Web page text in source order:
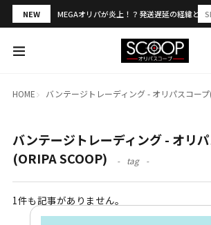
NEW MEGAオリパが炎上！？発送遅延の経緯と評
HOME バンテージトレーディング - オリパスコープ
バンテージトレーディング - オリ
(ORIPA SCOOP)
tag
1件も記事がありません。